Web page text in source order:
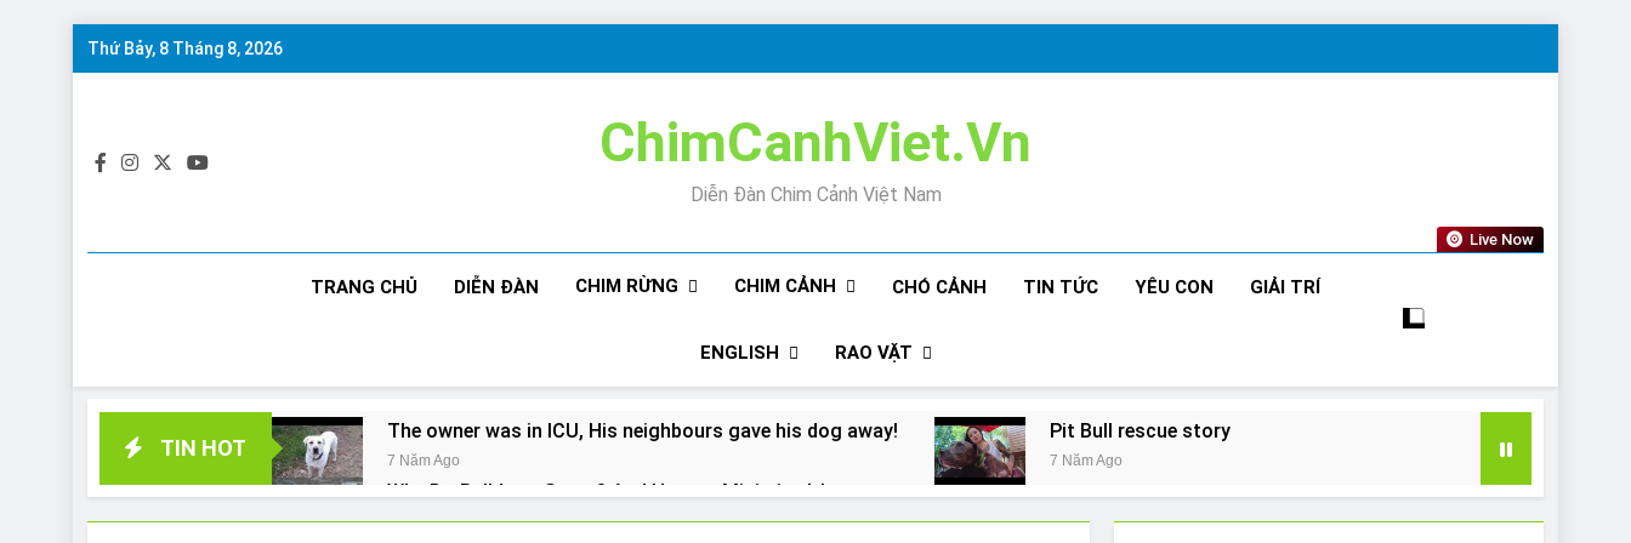
Skip
Thứ Bảy, 8 Tháng 8, 2026
ChimCanhViet.Vn
Diễn Đàn Chim Cảnh Việt Nam
Live Now
TRANG CHỦ DIỄN ĐÀN CHIM RỪNG CHIM CẢNH CHÓ CẢNH TIN TỨC YÊU CON GIẢI TRÍ
ENGLISH RAO VẶT
TIN HOT
The owner was in ICU, His neighbours gave his dog away!
7 Năm Ago
Pit Bull rescue story
7 Năm Ago
Why Do Bulldogs Snore? And How to Minimize It!
7 Năm Ago